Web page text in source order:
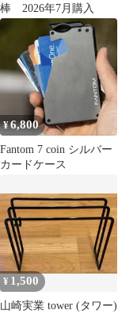
棒 2026年7月購入
¥6,800
Fantom 7 coin シルバー
カードケース
¥ 1,500
山崎実業 tower (タワー)